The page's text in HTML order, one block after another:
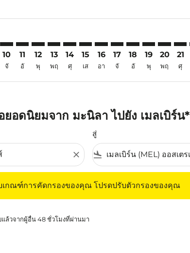
10
จั
11
อั
12
พุ
13
พฤ
14
ศุ
15
เส
16
อา
17
จั
18
อั
19
พุ
20
พฤ
21
ศุ
ยอดนิยมจาก มะนิลา ไปยัง เมลเบิร์น*
close
สู่
flight_land
เกณฑ์การคัดกรองของคุณ โปรดปรับตัวกรองของคุณ
ล้วจากผู้อื่น 48 ชั่วโมงที่ผ่านมา